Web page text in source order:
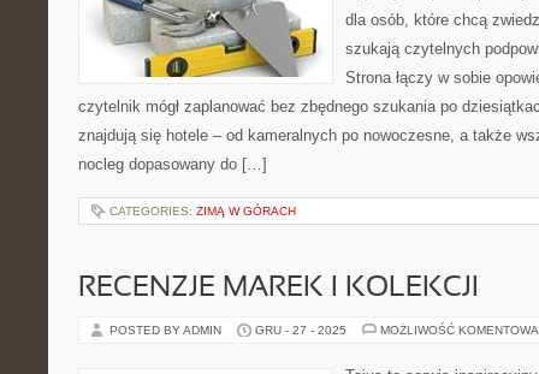
dla osób, które chcą
szukają czytelnych
Strona łączy w sobie
czytelnik mógł zaplanować bez zbędnego szukania po
znajdują się hotele – od kameralnych po nowoczesne, a także
nocleg dopasowany do […]
CATEGORIES: ZIMĄ W GÓRACH
RECENZJE MAREK I KOLEKCJI
POSTED BY ADMIN GRU - 27 - 2025 MOŻLIWOŚĆ